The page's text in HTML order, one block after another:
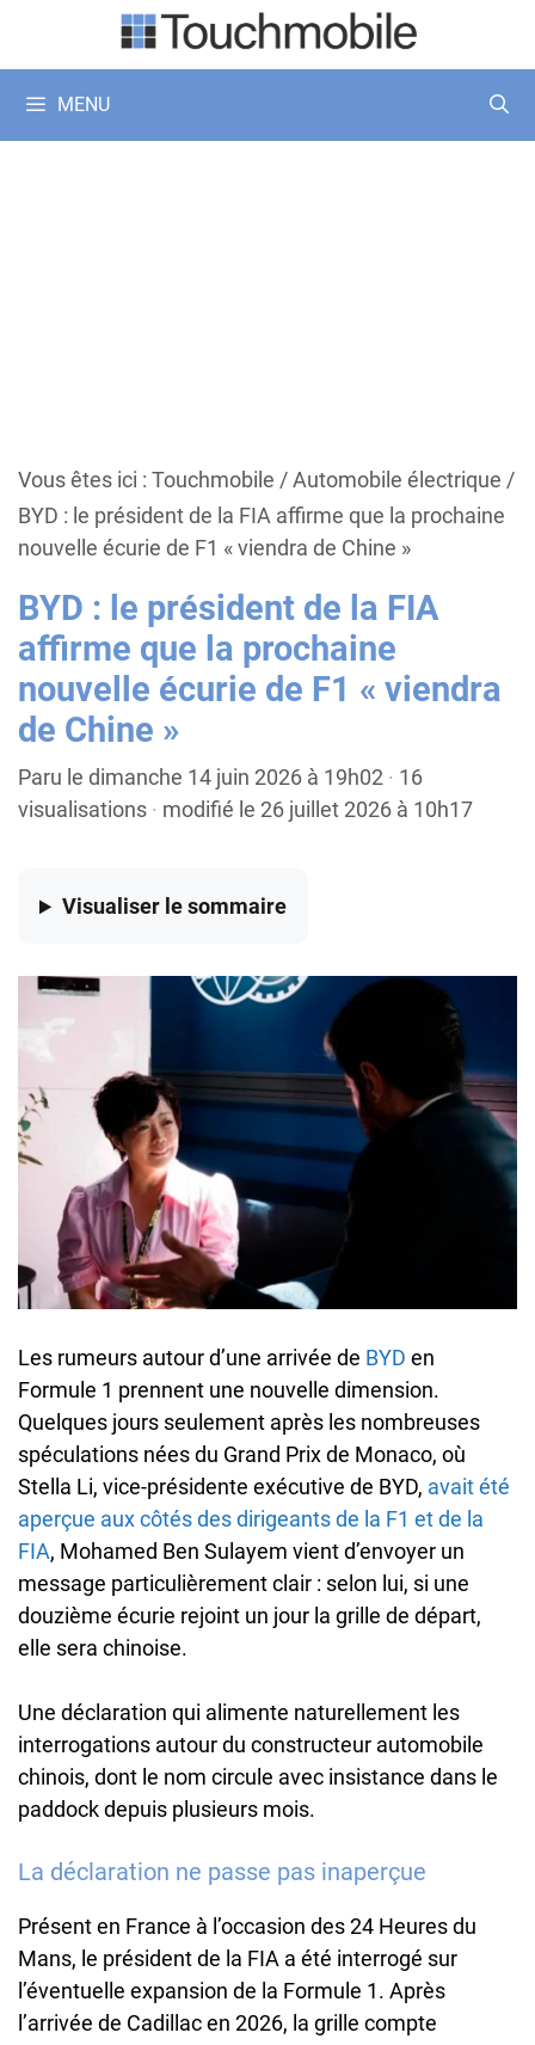
MENU
Vous êtes ici : Touchmobile /Automobile électrique /
BYD : le président de la FIA affirme que la prochaine
nouvelle écurie de F1 « viendra de Chine »
BYD : le président de la FIA
affirme que la prochaine
nouvelle écurie de F1 « viendra
de Chine »
Paru le dimanche 14 juin 2026 à 19h02 · 16
visualisations · modifié le 26 juillet 2026 à 10h17
Visualiser le sommaire
Les rumeurs autour d’une arrivée de BYD en
Formule 1 prennent une nouvelle dimension.
Quelques jours seulement après les nombreuses
spéculations nées du Grand Prix de Monaco, où
Stella Li, vice-présidente exécutive de BYD, avait été
aperçue aux côtés des dirigeants de la F1 et de la
FIA, Mohamed Ben Sulayem vient d’envoyer un
message particulièrement clair : selon lui, si une
douzième écurie rejoint un jour la grille de départ,
elle sera chinoise.
Une déclaration qui alimente naturellement les
interrogations autour du constructeur automobile
chinois, dont le nom circule avec insistance dans le
paddock depuis plusieurs mois.
La déclaration ne passe pas inaperçue
Présent en France à l’occasion des 24 Heures du
Mans, le président de la FIA a été interrogé sur
l’éventuelle expansion de la Formule 1. Après
l’arrivée de Cadillac en 2026, la grille compte